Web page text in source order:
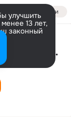
Войти
улучшить
13 лет,
законный
Zhil y s materiy i batey